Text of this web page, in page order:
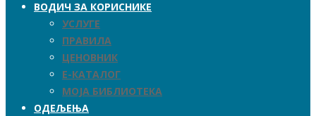
ВОДИЧ ЗА КОРИСНИКЕ
УСЛУГЕ
ПРАВИЛА
ЦЕНОВНИК
Е-КАТАЛОГ
МОЈА БИБЛИОТЕКА
ОДЕЉЕЊА